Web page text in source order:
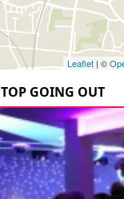
Leaflet | ©
TOP GOING OUT